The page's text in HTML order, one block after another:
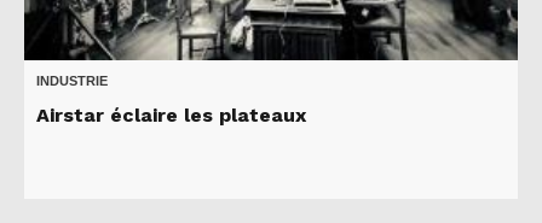
INDUSTRIE
Airstar éclaire les plateaux